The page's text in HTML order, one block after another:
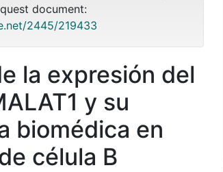
document:
2445/219433
la expresión del
y su
biomédica en
célula B